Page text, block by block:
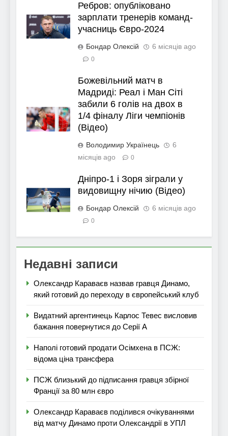
Ребров: опубліковано
зарплати тренерів команд-
учасниць Євро-2024
Бондар Олексій 6 місяців ago
0
Божевільний матч в
Мадриді: Реал і Ман Сіті
забили 6 голів на двох в
1/4 фіналу Ліги чемпіонів
(Відео)
Володимир Українець
6
місяців ago
0
Дніпро-1 і Зоря зіграли у
видовищну нічию (Відео)
Бондар Олексій 6 місяців ago
0
Недавні записи
Олександр Караваєв назвав гравця Динамо,
який готовий до переходу в європейський клуб
Видатний аргентинець Карлос Тевес висловив
бажання повернутися до Серії А
Наполі готовий продати Осімхена в ПСЖ:
відома ціна трансфера
ПСЖ близький до підписання гравця збірної
Франції за 80 млн євро
Олександр Караваєв поділився очікуваннями
від матчу Динамо проти Олександрії в УПЛ